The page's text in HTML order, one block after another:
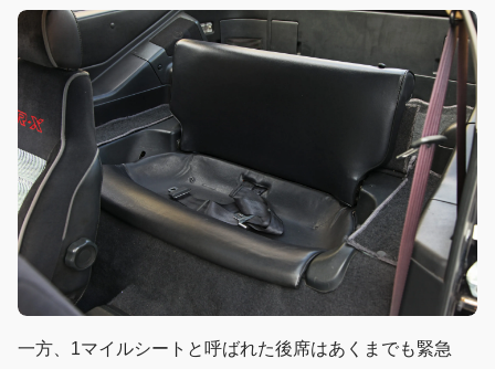
一方、1マイルシートと呼ばれた後席はあくまでも緊急